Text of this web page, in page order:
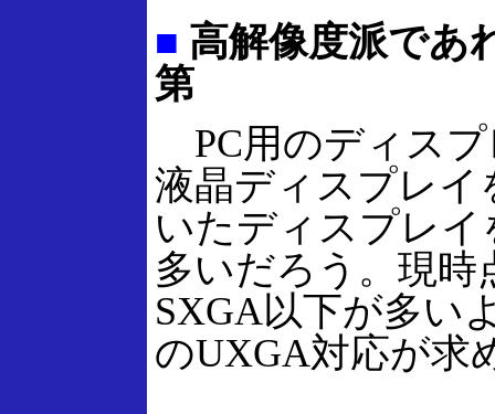
■ 高解像度派であ
第
PC用のディスプ
液晶ディスプレ
いたディスプレ
多いだろう。現
SXGA以下が多い
のUXGA対応が求